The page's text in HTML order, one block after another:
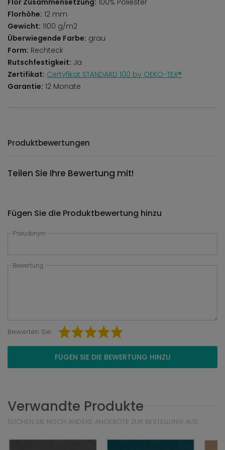
Flor Zusammensetzung: 100% Poliester
Florhöhe: 12 mm
Gewicht: 1100 g/m2
Überwiegende Farbe: grau
Form: Rechteck
Rutschfestigkeit: Ja
Zertifikat: Certyfikat STANDARD 100 by OEKO-TEX®
Garantie: 12 Monate
Produktbewertungen
Teilen Sie Ihre Bewertung mit!
Fügen Sie die Produktbewertung hinzu
Pseudonym
Bewertung
Bewerten Sie:
FÜGEN SIE DIE BEWERTUNG HINZU
Verwandte Produkte
SUCHEN SIE NOCH ANDERE ANGEBOTE ZUR BESTELLUNG AUS